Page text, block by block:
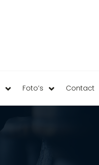
Foto’s Contact